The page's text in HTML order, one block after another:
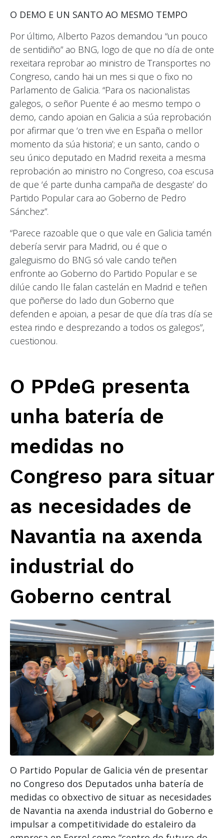
O DEMO E UN SANTO AO MESMO TEMPO
Por último, Alberto Pazos demandou “un pouco
de sentidiño” ao BNG, logo de que no día de onte
rexeitara reprobar ao ministro de Transportes no
Congreso, cando hai un mes si que o fixo no
Parlamento de Galicia. “Para os nacionalistas
galegos, o señor Puente é ao mesmo tempo o
demo, cando apoian en Galicia a súa reprobación
por afirmar que ‘o tren vive en España o mellor
momento da súa historia’; e un santo, cando o
seu único deputado en Madrid rexeita a mesma
reprobación ao ministro no Congreso, coa escusa
de que ‘é parte dunha campaña de desgaste’ do
Partido Popular cara ao Goberno de Pedro
Sánchez”.
“Parece razoable que o que vale en Galicia tamén
debería servir para Madrid, ou é que o
galeguismo do BNG só vale cando teñen
enfronte ao Goberno do Partido Popular e se
dilúe cando lle falan castelán en Madrid e teñen
que poñerse do lado dun Goberno que
defenden e apoian, a pesar de que día tras día se
estea rindo e desprezando a todos os galegos”,
cuestionou.
O PPdeG presenta
unha batería de
medidas no
Congreso para situar
as necesidades de
Navantia na axenda
industrial do
Goberno central
O Partido Popular de Galicia vén de presentar
no Congreso dos Deputados unha batería de
medidas co obxectivo de situar as necesidades
de Navantia na axenda industrial do Goberno e
impulsar a competitividade do estaleiro da